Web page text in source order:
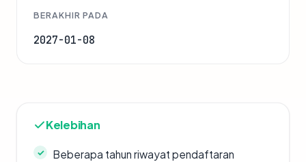
BERAKHIR PADA
2027-01-08
Kelebihan
Beberapa tahun riwayat pendaftaran